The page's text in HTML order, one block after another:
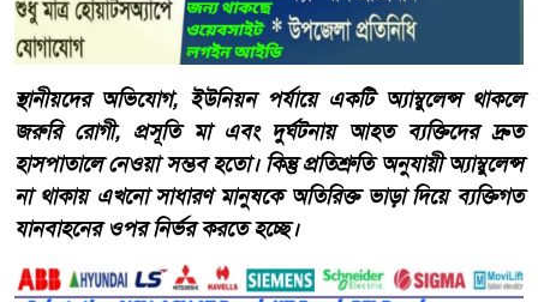
স্থানীয়দের অভিযোগ, ইউনিয়ন পর্যায়ে একটি অ্যাম্বুলেন্স থাকলে
জরুরি রোগী, প্রসূতি মা এবং দুর্ঘটনায় আহত ব্যক্তিদের দ্রুত
হাসপাতালে নেওয়া সম্ভব হতো। কিন্তু প্রতিশ্রুতি অনুযায়ী অ্যাম্বুলেন্স
না থাকায় এখনো সাধারণ মানুষকে অতিরিক্ত ভাড়া দিয়ে ব্যক্তিগত
যানবাহনের ওপর নির্ভর করতে হচ্ছে।